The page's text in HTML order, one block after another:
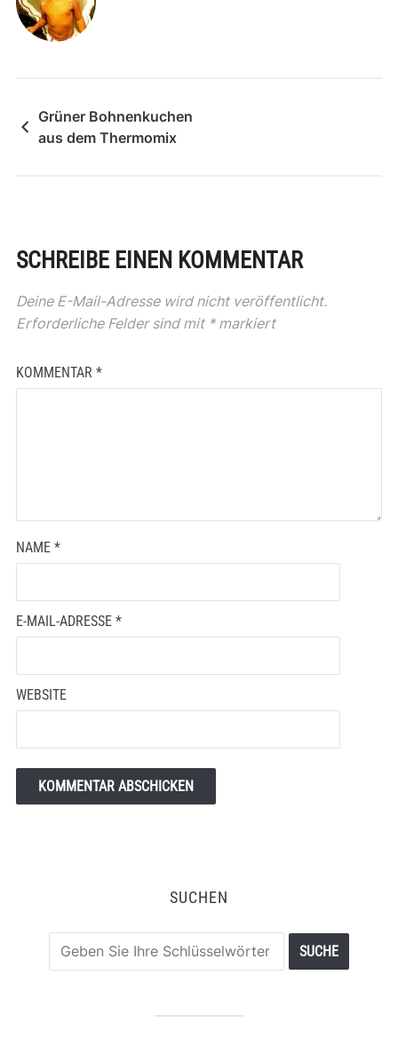
Grüner Bohnenkuchen
aus dem Thermomix
SCHREIBE EINEN KOMMENTAR
Deine E-Mail-Adresse wird nicht veröffentlicht.
Erforderliche Felder sind mit *markiert
KOMMENTAR *
NAME *
E-MAIL-ADRESSE *
WEBSITE
SUCHEN